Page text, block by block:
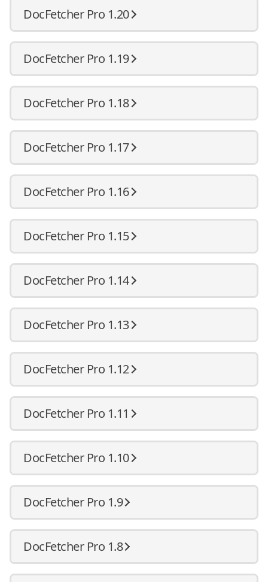
DocFetcher Pro 1.20
DocFetcher Pro 1.19
DocFetcher Pro 1.18
DocFetcher Pro 1.17
DocFetcher Pro 1.16
DocFetcher Pro 1.15
DocFetcher Pro 1.14
DocFetcher Pro 1.13
DocFetcher Pro 1.12
DocFetcher Pro 1.11
DocFetcher Pro 1.10
DocFetcher Pro 1.9
DocFetcher Pro 1.8